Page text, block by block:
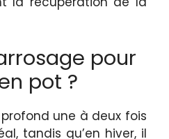
pour
pot ?
une à deux fois
tandis qu’en hiver, il